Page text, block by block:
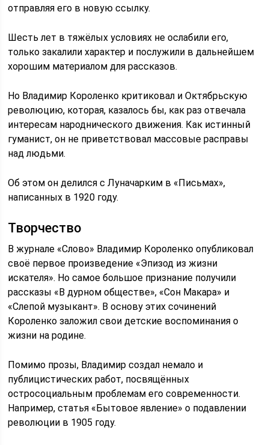
отправляя его в новую ссылку.
Шесть лет в тяжёлых условиях не ослабили его,
только закалили характер и послужили в дальнейшем
хорошим материалом для рассказов.
Но Владимир Короленко критиковал и Октябрьскую
революцию, которая, казалось бы, как раз отвечала
интересам народнического движения. Как истинный
гуманист, он не приветствовал массовые расправы
над людьми.
Об этом он делился с Луначарким в «Письмах»,
написанных в 1920 году.
Творчество
В журнале «Слово» Владимир Короленко опубликовал
своё первое произведение «Эпизод из жизни
искателя». Но самое большое признание получили
рассказы «В дурном обществе», «Сон Макара» и
«Слепой музыкант». В основу этих сочинений
Короленко заложил свои детские воспоминания о
жизни на родине.
Помимо прозы, Владимир создал немало и
публицистических работ, посвящённых
остросоциальным проблемам его современности.
Например, статья «Бытовое явление» о подавлении
революции в 1905 году.